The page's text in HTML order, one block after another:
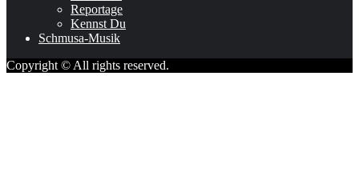
Reportage
Kennst Du
Schmusa-Musik
Copyright © All rights reserved.